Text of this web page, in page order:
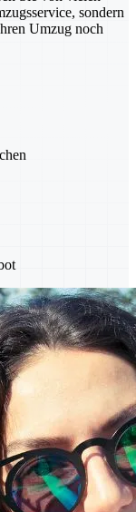
sondern
Umzug noch